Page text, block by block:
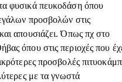
φυσικά πευκοδάση όπου
προσβολών στις
απουσιάζει. Όπως πχ στο
όπου στις περιοχές που
προσβολές
με τα γνωστά